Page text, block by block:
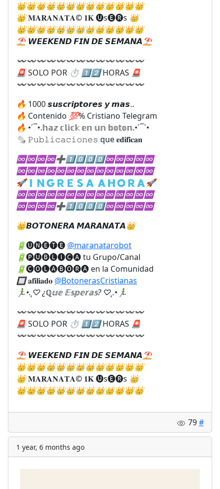
👑👑👑👑👑👑👑👑👑👑👑👑👑
👑𝐌𝐀𝐑𝐀𝐍𝐀𝐓𝐀©️ 𝟏𝐊 🅤s🅔🅡s 👑
👑👑👑👑👑👑👑👑👑👑👑👑👑
⛱ 𝙒𝙀𝙀𝙆𝙀𝙉𝘿 𝙁𝙄𝙉 𝘿𝙀 𝙎𝙀𝙈𝘼𝙉𝘼⛱
〰〰〰〰〰〰〰〰〰〰〰〰〰
🚨 SOLO POR ⏱ 1️⃣2️⃣HORAS 🚨
〰〰〰〰〰〰〰〰〰〰〰〰〰
🔥 1000 𝙨𝙪𝙨𝙘𝙧𝙞𝙥𝙩𝙤𝙧𝙚𝙨 𝙮 𝙢𝙖𝙨..
🔥 Contenido 💯% Cristiano Telegram
🔥 •´¯•.𝕙𝕒𝕫 𝕔𝕝𝕚𝕔𝕜 𝕖𝕟 𝕦𝕟 𝕓𝕠𝕥𝕠𝕟.•´¯`•
🗞 𝙿𝚞𝚋𝚕𝚒𝚌𝚊𝚌𝚒𝚘𝚗𝚎𝚜 que 𝐞𝐝𝐢𝐟𝐢𝐜𝐚𝐧
♾♾♾♾➕1⃣0⃣0⃣0⃣♾♾♾♾♾
♾♾♾♾♾♾♾♾♾♾♾♾♾♾
🚀🇮‌🇳‌🇬‌🇷‌🇪‌🇸‌🇦‌ 🇦‌🇭‌🇴‌🇷‌🇦‌ 🚀
♾♾♾♾♾♾♾♾♾♾♾♾♾♾
♾♾♾♾➕1⃣0⃣0⃣0⃣♾♾♾♾♾
👑𝘽𝙊𝙏𝙊𝙉𝙀𝙍𝘼 𝙈𝘼𝙍𝘼𝙉𝘼𝙏𝘼👑
🔋🅤🅝🅔🅣🅔 @maranatarobot
🔋🅟🅤🅑🅛🅘🅒🅐 tu Grupo/Canal
🔋🅒🅞🅛🅐🅑🅞🅡🅐 en la Comunidad
🔲𝐚𝐟𝐢𝐥𝐢𝐚𝐝𝐨 @BotonerasCristianas
🏃‍♂•.¸♡ ¿ℚ𝕦𝕖 𝔼𝕤𝕡𝕖𝕣𝕒𝕤? ♡¸.• 🏃‍♂
〰〰〰〰〰〰〰〰〰〰〰〰〰
🚨 SOLO POR ⏱ 1️⃣2️⃣HORAS 🚨
〰〰〰〰〰〰〰〰〰〰〰〰〰
⛱ 𝙒𝙀𝙀𝙆𝙀𝙉𝘿 𝙁𝙄𝙉 𝘿𝙀 𝙎𝙀𝙈𝘼𝙉𝘼⛱
👑👑👑👑👑👑👑👑👑👑👑👑👑
👑𝐌𝐀𝐑𝐀𝐍𝐀𝐓𝐀©️ 𝟏𝐊 🅤s🅔🅡s 👑
👑👑👑👑👑👑👑👑👑👑👑👑👑
79#
1 year, 6 months ago